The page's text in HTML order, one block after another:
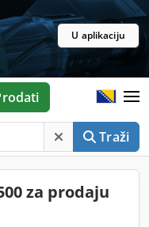
U aplikaciju
Traži
za prodaju